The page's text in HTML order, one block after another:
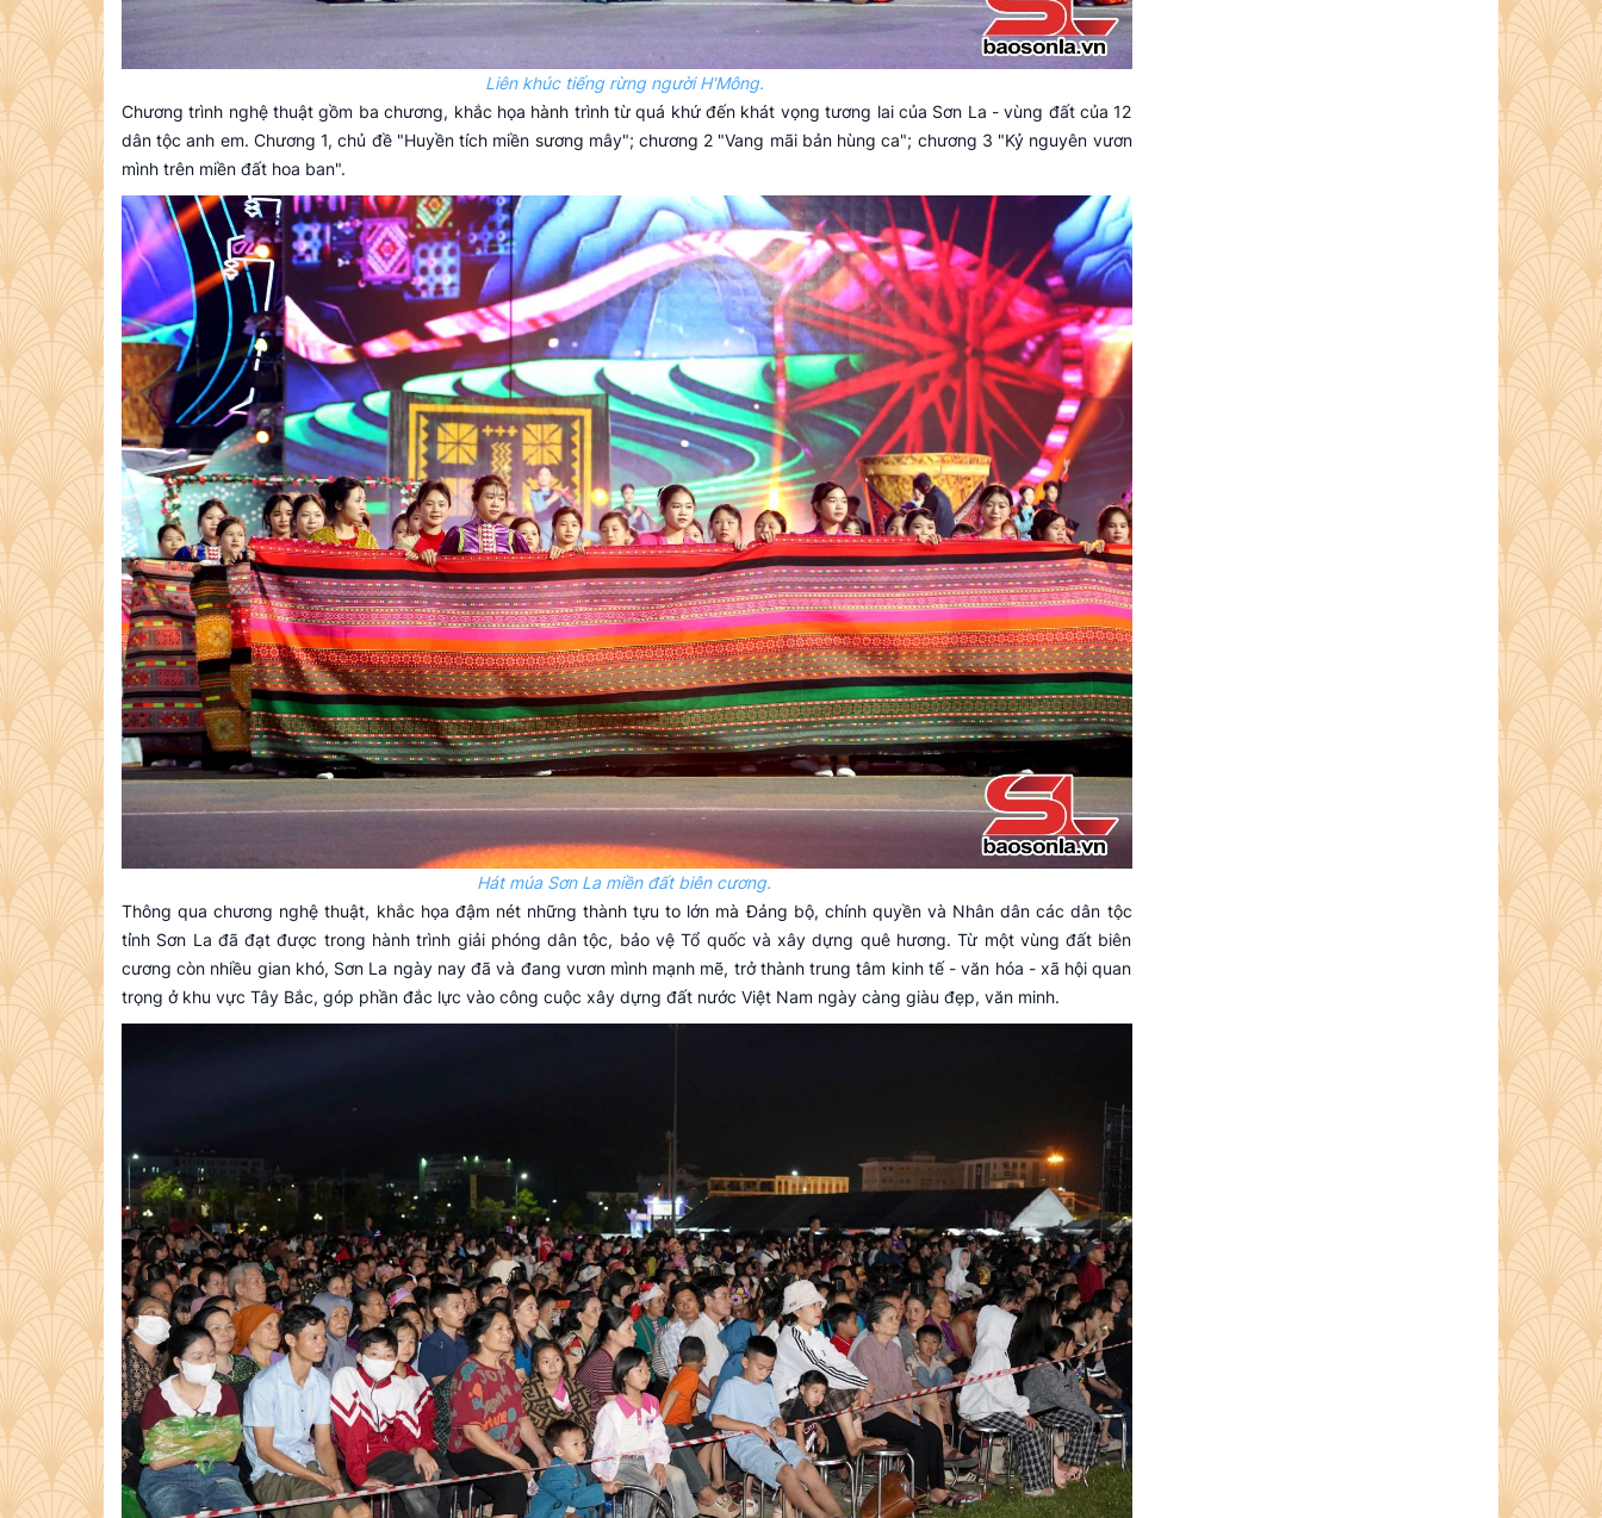
Liên khúc tiếng rừng người H'Mông.
Chương trình nghệ thuật gồm ba chương, khắc họa hành trình từ quá khứ đến khát vọng tương lai của Sơn La - vùng đất của 12
dân tộc anh em. Chương 1, chủ đề "Huyền tích miền sương mây"; chương 2 "Vang mãi bản hùng ca"; chương 3 "Kỷ nguyên vươn
mình trên miền đất hoa ban".
Hát múa Sơn La miền đất biên cương.
Thông qua chương nghệ thuật, khắc họa đậm nét những thành tựu to lớn mà Đảng bộ, chính quyền và Nhân dân các dân tộc
tỉnh Sơn La đã đạt được trong hành trình giải phóng dân tộc, bảo vệ Tổ quốc và xây dựng quê hương. Từ một vùng đất biên
cương còn nhiều gian khó, Sơn La ngày nay đã và đang vươn mình mạnh mẽ, trở thành trung tâm kinh tế - văn hóa - xã hội quan
trọng ở khu vực Tây Bắc, góp phần đắc lực vào công cuộc xây dựng đất nước Việt Nam ngày càng giàu đẹp, văn minh.